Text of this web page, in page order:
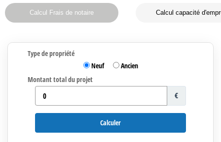
Calcul Frais de notaire Calcul capacité